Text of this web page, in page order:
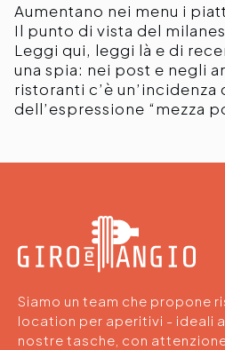
Aumentano nei menu i
Il punto di vista del
Leggi qui, leggi là e di
una spia: nei post e negli
ristoranti c’è un’incidenza
dell’espressione “mezza
Siamo un team che propone
location per aperitivi - ideali
nostre tasche, con